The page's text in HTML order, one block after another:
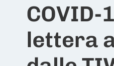
COVID-
lettera